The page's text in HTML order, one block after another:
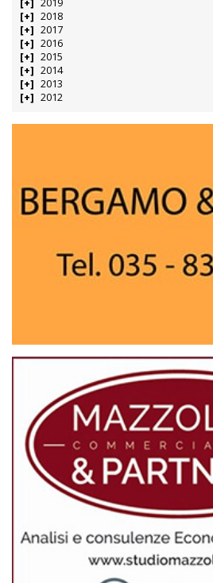
2018
2017
2016
2015
2014
2013
2012